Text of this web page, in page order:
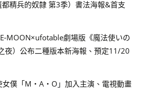
都精兵的奴隸 第3季）書法海報&首支
MOON×ufotable劇場版《魔法使いの
夜）公布二種版本新海報、預定11/20
僕「M・A・O」加入主演、電視動畫